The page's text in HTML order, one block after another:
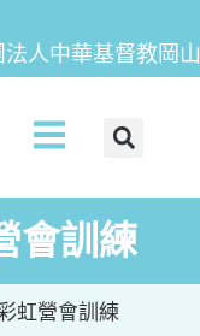
中華基督教岡山浸
會訓練
虹營會訓練